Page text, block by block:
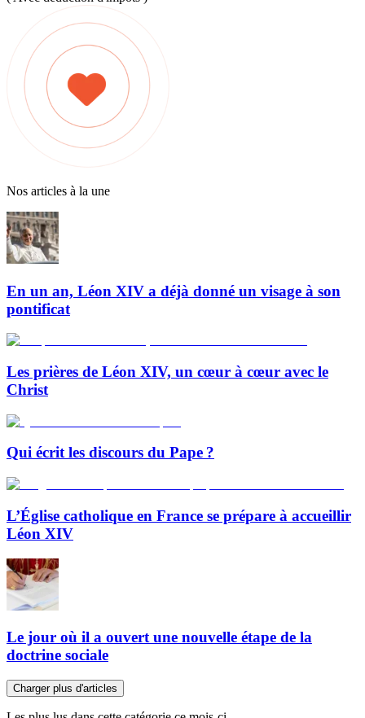
Nos articles à la une
En un an, Léon XIV a déjà donné un visage à son
pontificat
Les prières de Léon XIV, un cœur à cœur avec le
Christ
Qui écrit les discours du Pape ?
L’Église catholique en France se prépare à accueillir
Léon XIV
Le jour où il a ouvert une nouvelle étape de la
doctrine sociale
Charger plus d'articles